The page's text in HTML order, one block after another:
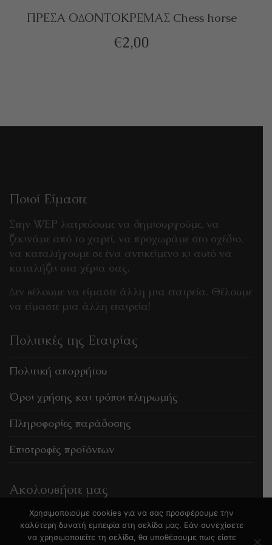
ΠΡΕΣΑ ΟΔΟΝΤΟΚΡΕΜΑΣ Chess horse
€2,00
Ποιοί Είμαστε
Στην WEP λατρεύουμε να δημιουργούμε, να
ξεκινάμε από το χαρτί, να προχωράμε στο σχέδιο,
να καταλήγουμε σε ένα αντικείμενο κι αυτό να
καταλήξει στα χέρια σας.
Δεν θέλουμε να είμαστε άλλη μια εταιρεία. Θέλουμε
να είμαστε μια άλλη εταιρεία!
Πολιτικές της Εταιρίας
Πολιτική απορρήτου
Όροι χρήσης και τρόποι πληρωμής
Πληροφορίες παράδοσης
Επιστροφές προϊόντων
Ακολουθήστε μας
Χρησιμοποιούμε cookies για να σας προσφέρουμε την
καλύτερη δυνατή εμπειρία στη σελίδα μας. Εάν συνεχίσετε
να χρησιμοποιείτε τη σελίδα, θα υποθέσουμε πως είστε